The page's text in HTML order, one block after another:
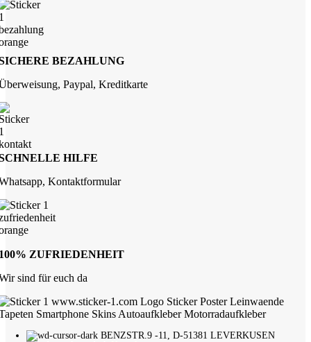
BEZAHLUNG
Paypal, Kreditkarte
HILFE
Kontaktformular
ZUFRIEDENHEIT
sind für euch da
BENZSTR.9 -11, D-51381 LEVERKUSEN